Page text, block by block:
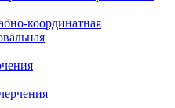
координатная